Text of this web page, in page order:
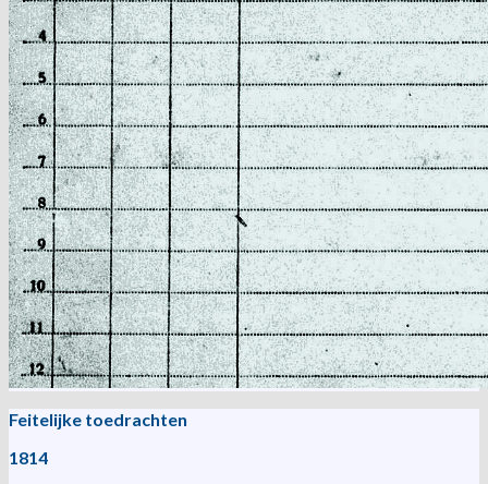
Feitelijke toedrachten
1814